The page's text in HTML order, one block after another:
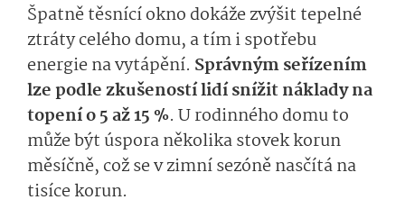
Špatně těsnící okno dokáže zvýšit tepelné
ztráty celého domu, a tím i spotřebu
energie na vytápění. Správným seřízením
lze podle zkušeností lidí snížit náklady na
topení o 5 až 15 %. U rodinného domu to
může být úspora několika stovek korun
měsíčně, což se v zimní sezóně nasčítá na
tisíce korun.